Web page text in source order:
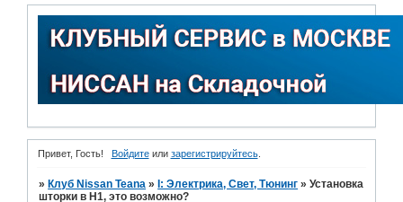
Привет, Гость! Войдитеили зарегистрируйтесь.
» Клуб Nissan Teana » I: Электрика, Свет, Тюнинг »Установка
шторки в Н1, это возможно?